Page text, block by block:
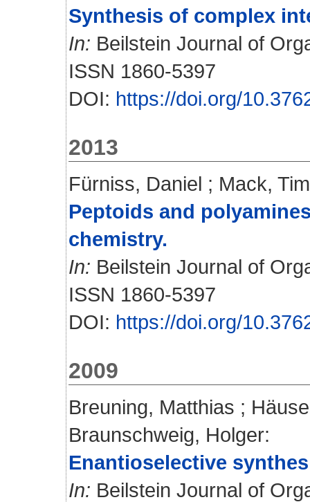
Synthesis of complex
In: Beilstein Journal of
ISSN 1860-5397
DOI: https://doi.org/
2013
Fürniss, Daniel ; Mack,
Peptoids and
chemistry.
In: Beilstein Journal of
ISSN 1860-5397
DOI: https://doi.org/
2009
Breuning, Matthias ;
Braunschweig, Holger:
Enantioselective
In: Beilstein Journal of